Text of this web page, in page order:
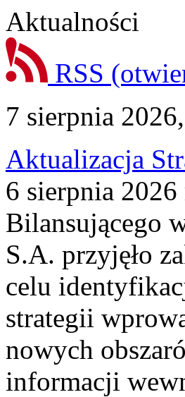
Aktualności
RSS
7 sierpnia
Aktualizacja
6 sierpnia
Bilansującego
S.A. przyjęło
celu
strategii
nowych
informacji